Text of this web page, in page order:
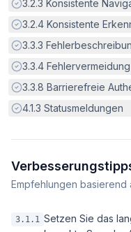
Erfüllt:
3.2.3 Konsistente
Erfüllt:
3.2.4 Konsistente
Erfüllt:
3.3.3
Erfüllt:
3.3.4
Erfüllt:
3.3.8 Barrierefreie
Erfüllt:
4.1.3 Statusmeldungen
Empfehlungen
3.1.1 Setzen Sie das